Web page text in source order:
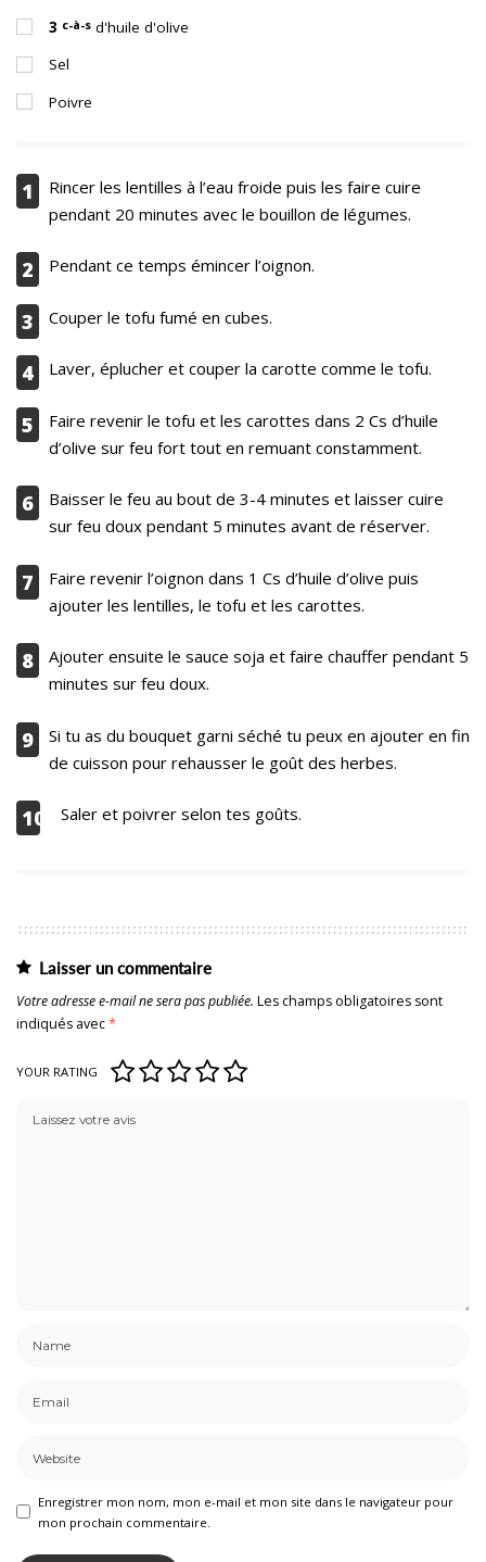
3 c-à-s d'huile d'olive
Sel
Poivre
1
Rincer les lentilles à l’eau froide puis les faire cuire
pendant 20 minutes avec le bouillon de légumes.
2 Pendant ce temps émincer l’oignon.
3 Couper le tofu fumé en cubes.
4 Laver, éplucher et couper la carotte comme le tofu.
5
Faire revenir le tofu et les carottes dans 2 Cs d’huile
d’olive sur feu fort tout en remuant constamment.
6
Baisser le feu au bout de 3-4 minutes et laisser cuire
sur feu doux pendant 5 minutes avant de réserver.
7
Faire revenir l’oignon dans 1 Cs d’huile d’olive puis
ajouter les lentilles, le tofu et les carottes.
8
Ajouter ensuite le sauce soja et faire chauffer pendant 5
minutes sur feu doux.
9
Si tu as du bouquet garni séché tu peux en ajouter en fin
de cuisson pour rehausser le goût des herbes.
10 Saler et poivrer selon tes goûts.
Laisser un commentaire
Votre adresse e-mail ne sera pas publiée. Les champs obligatoires sont
indiqués avec*
YOUR RATING
Enregistrer mon nom, mon e-mail et mon site dans le navigateur pour
mon prochain commentaire.